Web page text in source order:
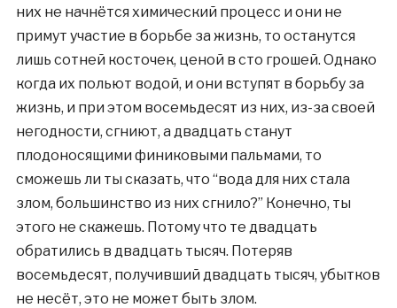
них не начнётся химический процесс и они не
примут участие в борьбе за жизнь, то останутся
лишь сотней косточек, ценой в сто грошей. Однако
когда их польют водой, и они вступят в борьбу за
жизнь, и при этом восемьдесят из них, из-за своей
негодности, сгниют, а двадцать станут
плодоносящими финиковыми пальмами, то
сможешь ли ты сказать, что “вода для них стала
злом, большинство из них сгнило?” Конечно, ты
этого не скажешь. Потому что те двадцать
обратились в двадцать тысяч. Потеряв
восемьдесят, получивший двадцать тысяч, убытков
не несёт, это не может быть злом.